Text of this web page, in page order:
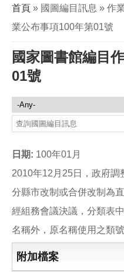
您在這裡
首頁 » 國圖編目訊息 » 作
業公布事項100年第01號
國家圖書館編目
01號
國圖編目訊息
Search this site
日期: 100年01月
2010年12月25日，政府調
分縣市改制或合併改制為
經組務會議決議，分類表
名稱外，原名稱使用之類
附加檔案